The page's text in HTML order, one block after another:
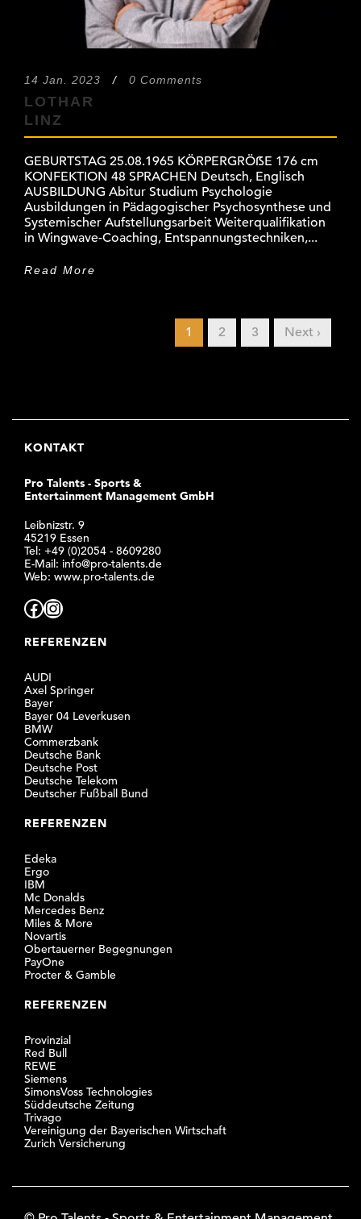
14 Jan. 2023 / 0 Comments
LOTHAR
LINZ
GEBURTSTAG 25.08.1965 KÖRPERGRÖẞE 176 cm
KONFEKTION 48 SPRACHEN Deutsch, Englisch
AUSBILDUNG Abitur Studium Psychologie
Ausbildungen in Pädagogischer Psychosynthese und
Systemischer Aufstellungsarbeit Weiterqualifikation
in Wingwave-Coaching, Entspannungstechniken,...
Read More
1 2 3 Next ›
KONTAKT
Pro Talents - Sports &
Entertainment Management GmbH
Leibnizstr. 9
45219 Essen
Tel: +49 (0)2054 - 8609280
E-Mail: info@pro-talents.de
Web: www.pro-talents.de
Facebook
Instagram
REFERENZEN
AUDI
Axel Springer
Bayer
Bayer 04 Leverkusen
BMW
Commerzbank
Deutsche Bank
Deutsche Post
Deutsche Telekom
Deutscher Fußball Bund
REFERENZEN
Edeka
Ergo
IBM
Mc Donalds
Mercedes Benz
Miles & More
Novartis
Obertauerner Begegnungen
PayOne
Procter & Gamble
REFERENZEN
Provinzial
Red Bull
REWE
Siemens
SimonsVoss Technologies
Süddeutsche Zeitung
Trivago
Vereinigung der Bayerischen Wirtschaft
Zurich Versicherung